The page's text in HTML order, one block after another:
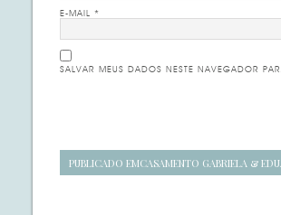
E-MAIL *
SALVAR MEUS DADOS NESTE NAVEGADOR
Navegação
PUBLICADO EMCASAMENTO GABRIELA &